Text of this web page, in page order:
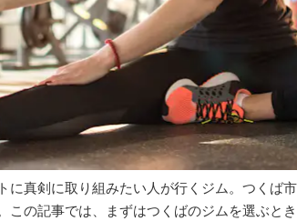
真剣に取り組みたい人が行くジム。つくば市
この記事では、まずはつくばのジムを選ぶと